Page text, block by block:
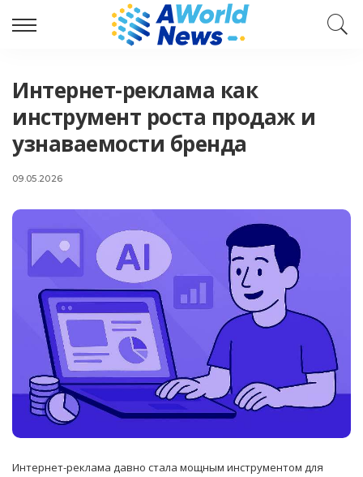
Интернет-реклама как
инструмент роста продаж и
узнаваемости бренда
09.05.2026
Интернет-реклама давно стала мощным инструментом для